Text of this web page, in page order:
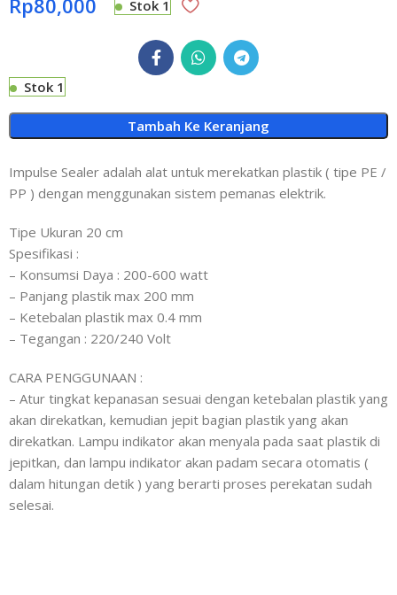
Rp80,000 Stok 1
Stok 1
Tambah Ke Keranjang
Impulse Sealer adalah alat untuk merekatkan plastik ( tipe PE /
PP ) dengan menggunakan sistem pemanas elektrik.
Tipe Ukuran 20 cm
Spesifikasi :
– Konsumsi Daya : 200-600 watt
– Panjang plastik max 200 mm
– Ketebalan plastik max 0.4 mm
– Tegangan : 220/240 Volt
CARA PENGGUNAAN :
– Atur tingkat kepanasan sesuai dengan ketebalan plastik yang
akan direkatkan, kemudian jepit bagian plastik yang akan
direkatkan. Lampu indikator akan menyala pada saat plastik di
jepitkan, dan lampu indikator akan padam secara otomatis (
dalam hitungan detik ) yang berarti proses perekatan sudah
selesai.